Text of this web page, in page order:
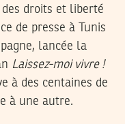
des droits et liberté
de presse à Tunis
lancée la
Laissez-moi vivre !
à des centaines de
à une autre.